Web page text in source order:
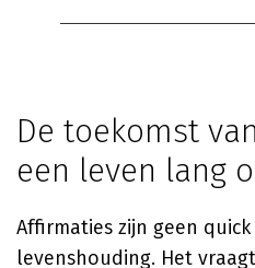
De toekomst
een leven lang
Affirmaties zijn geen
levenshouding. Het